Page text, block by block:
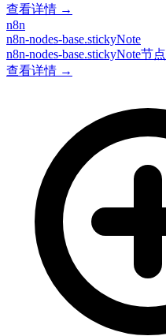
查看详情 →
n8n
n8n-nodes-base.stickyNote
n8n-nodes-base.stickyNote节点
查看详情 →